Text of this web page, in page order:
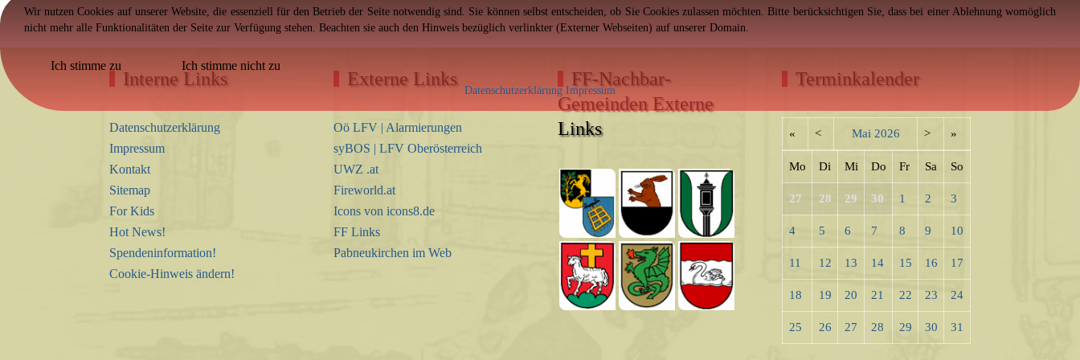
Interne Links
Datenschutzerklärung
Impressum
Kontakt
Sitemap
For Kids
Hot News!
Spendeninformation!
Cookie-Hinweis ändern!
Externe Links
Oö LFV | Alarmierungen
syBOS | LFV Oberösterreich
UWZ .at
Fireworld.at
Icons von icons8.de
FF Links
Pabneukirchen im Web
FF-Nachbar-
Gemeinden Externe
Links
Terminkalender
« < Mai 2026 > »
Mo Di Mi Do Fr Sa So
27 28 29 30 1 2 3
4 5 6 7 8 9 10
11 12 13 14 15 16 17
18 19 20 21 22 23 24
25 26 27 28 29 30 31
Wir nutzen Cookies auf unserer Website, die essenziell für den Betrieb der Seite notwendig sind. Sie können selbst entscheiden, ob Sie Cookies zulassen möchten. Bitte berücksichtigen Sie, dass bei einer Ablehnung womöglich
nicht mehr alle Funktionalitäten der Seite zur Verfügung stehen. Beachten sie auch den Hinweis bezüglich verlinkter (Externer Webseiten) auf unserer Domain.
Ich stimme zu Ich stimme nicht zu
Datenschutzerklärung Impressum